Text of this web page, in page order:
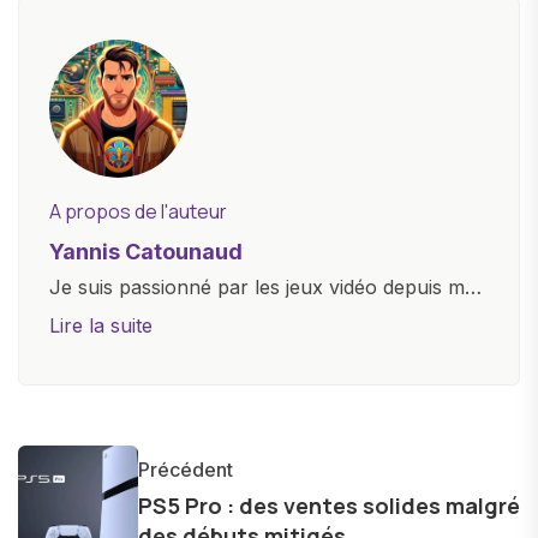
A propos de l'auteur
Yannis Catounaud
Je suis passionné par les jeux vidéo depuis mon
plus jeune âge. Mon amour pour l'univers
et bien d'autres gadgets technologiques. Armé
d'une curiosité insatiable, j'aime dévoiler les
dernières tendances et innovations, partageant
Lire la suite
Précédent
PS5 Pro : des ventes solides malgré